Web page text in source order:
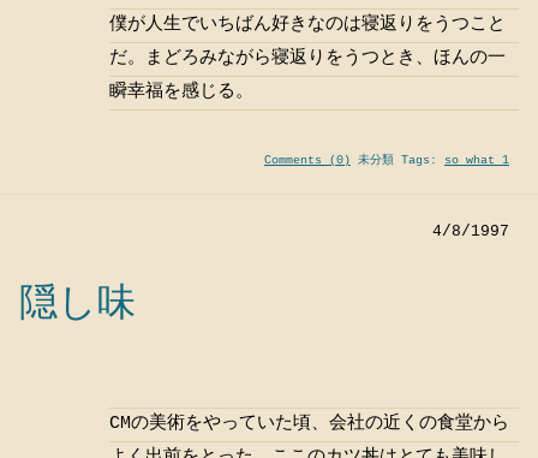
僕が人生でいちばん好きなのは寝返りをうつこと
だ。まどろみながら寝返りをうつとき、ほんの一
瞬幸福を感じる。
Comments (0) 未分類 Tags: so what 1
4/8/1997
隠し味
CMの美術をやっていた頃、会社の近くの食堂から